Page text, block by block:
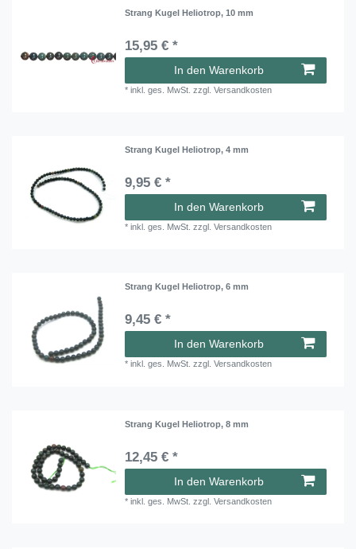
Strang Kugel Heliotrop, 10 mm
15,95 € *
In den Warenkorb
*inkl. ges. MwSt. zzgl.Versandkosten
Strang Kugel Heliotrop, 4 mm
9,95 € *
In den Warenkorb
*inkl. ges. MwSt. zzgl.Versandkosten
Strang Kugel Heliotrop, 6 mm
9,45 € *
In den Warenkorb
*inkl. ges. MwSt. zzgl.Versandkosten
Strang Kugel Heliotrop, 8 mm
12,45 € *
In den Warenkorb
*inkl. ges. MwSt. zzgl.Versandkosten